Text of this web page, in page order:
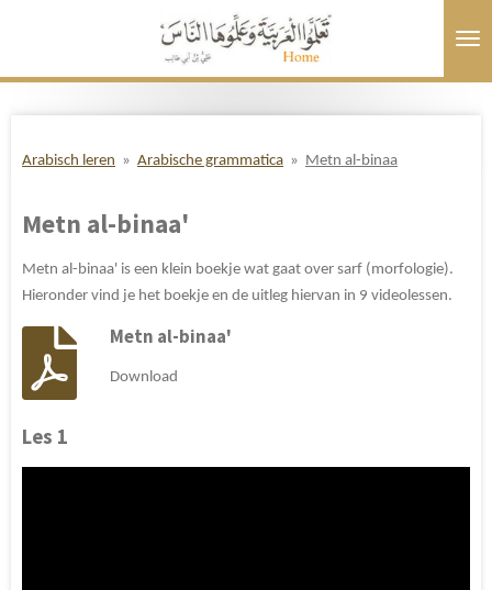
naar
Arabisch leren » Arabische grammatica » Metn al-binaa
Metn al-binaa'
Metn al-binaa' is een klein boekje wat gaat over sarf (morfologie).
Hieronder vind je het boekje en de uitleg hiervan in 9 videolessen.
Metn al-binaa'
Download
Les 1